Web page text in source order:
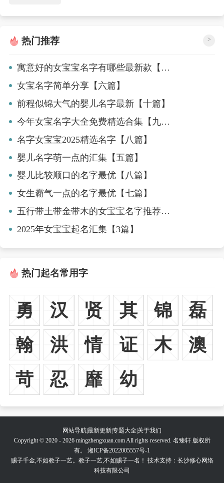
热门推荐 >
寓意好的女宝宝名字有哪些最新款【5篇】
女宝名字简单分享【六篇】
前程似锦大气的婴儿名字最新【十篇】
今年女宝名字大全免费精选合集【九篇】
名字女宝宝2025精选名字【八篇】
婴儿名字萌一点的汇集【五篇】
婴儿比较顺口的名字最优【八篇】
女生霸气一点的名字最优【七篇】
五行带土带金带木的女宝宝名字推荐【3篇】
2025年女宝宝起名汇集【3篇】
热门起名常用字
勇 汉 贤 其 锦
磊
翰
洪 情 证 木
澳
苛
忍 靡 幼
网站导航最新更新专题大全 关于我们
Copyright © 2020 - 2026 mingzhengxuan.com All rights reserved. 名臻轩 版权所
有。 湘ICP备2022005557号-1
赐子千金,不如教子一艺。教子一艺,不如赐子一名！ 技术支持：长沙修心网络
科技有限公司